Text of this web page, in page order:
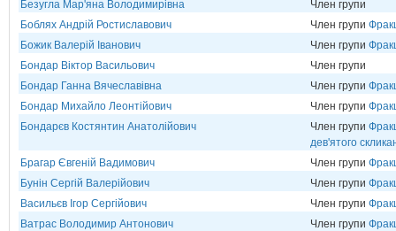
Безугла Мар'яна Володимирівна
Член групи
Боблях Андрій Ростиславович
Член групи
Божик Валерій Іванович
Член групи
Бондар Віктор Васильович
Член групи
Бондар Ганна Вячеславівна
Член групи
Бондар Михайло Леонтійович
Член групи
Бондарєв Костянтин Анатолійович
Член групи
дев'ятого
Брагар Євгеній Вадимович
Член групи
Бунін Сергій Валерійович
Член групи
Васильєв Ігор Сергійович
Член групи
Ватрас Володимир Антонович
Член групи